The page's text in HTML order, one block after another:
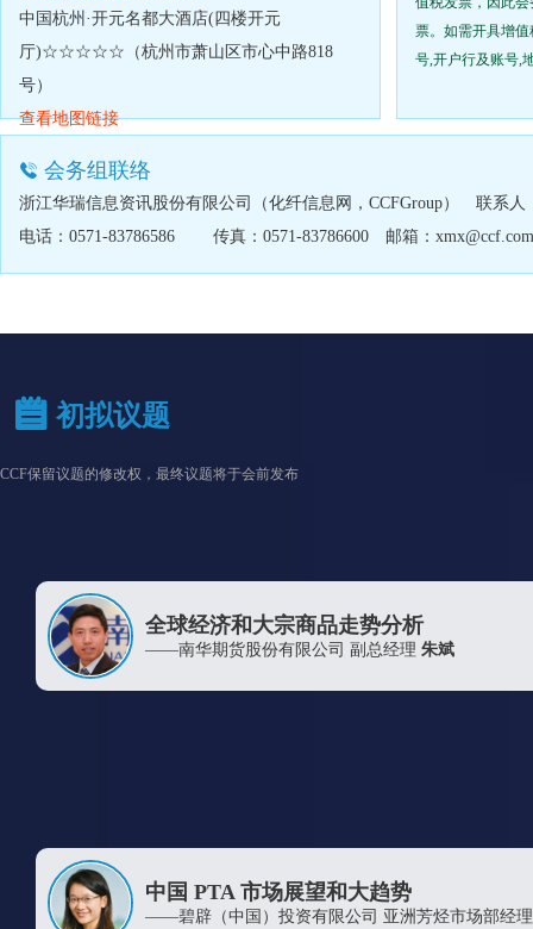
中国杭州·开元名都大酒店(四楼开元
厅)☆☆☆☆☆（杭州市萧山区市心中路818
号）
查看地图链接
票。如需开具增
号,开户行及账号,
会务组联络
浙江华瑞信息资讯股份有限公司（化纤信息网，CCFGroup）
联系人
电话：0571-83786586
传真：0571-83786600 邮箱：
初拟议题
全球经济和大宗商品走势分析
——南华期货股份有限公司 副总经理 朱斌
中国 PTA 市场展望和大趋势
——碧辟（中国）投资有限公司 亚洲芳烃市场部经
CCF保留议题的修改权，最终议题将于会前发布